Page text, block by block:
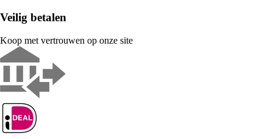
Veilig betalen
Koop met vertrouwen op onze site